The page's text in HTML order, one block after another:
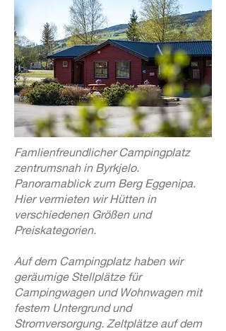
Famlienfreundlicher Campingplatz
zentrumsnah in Byrkjelo.
Panoramablick zum Berg Eggenipa.
Hier vermieten wir Hütten in
verschiedenen Größen und
Preiskategorien.
Auf dem Campingplatz haben wir
geräumige Stellplätze für
Campingwagen und Wohnwagen mit
festem Untergrund und
Stromversorgung. Zeltplätze auf dem